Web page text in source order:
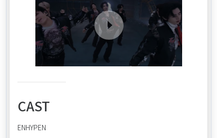
CAST
ENHYPEN